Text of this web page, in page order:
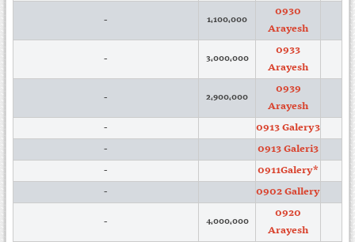
0930
Arayesh
1,100,000
-
0933
Arayesh
3,000,000
-
0939
Arayesh
2,900,000
-
0913 Galery3
-
0913 Galeri3
-
0911Galery*
-
0902 Gallery
-
0920
Arayesh
4,000,000
-